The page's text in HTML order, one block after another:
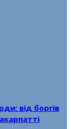
від боргів